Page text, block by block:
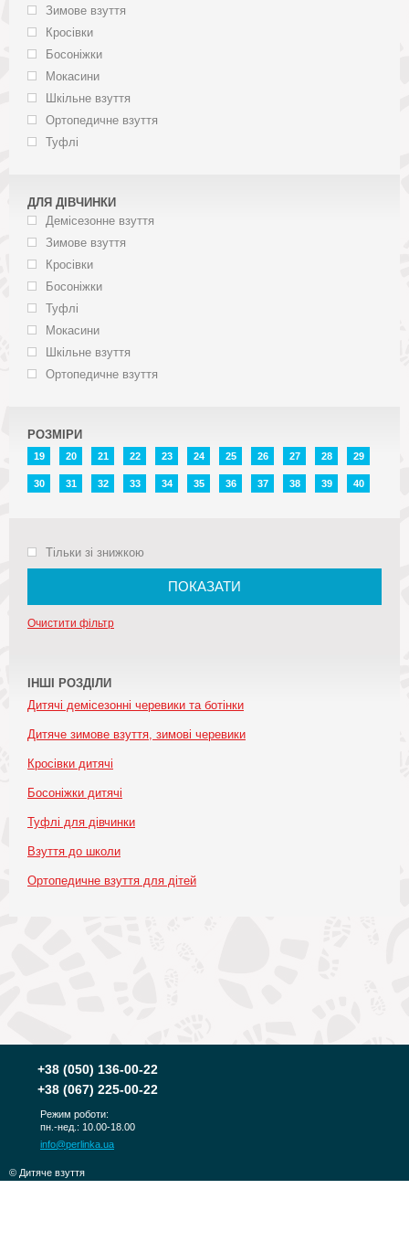
Зимове взуття
Кросівки
Босоніжки
Мокасини
Шкільне взуття
Ортопедичне взуття
Туфлі
ДЛЯ ДІВЧИНКИ
Демісезонне взуття
Зимове взуття
Кросівки
Босоніжки
Туфлі
Мокасини
Шкільне взуття
Ортопедичне взуття
РОЗМІРИ
19 20 21 22 23 24 25 26 27 28 29
30 31 32 33 34 35 36 37 38 39 40
Тільки зі знижкою
ПОКАЗАТИ
Очистити фільтр
ІНШІ РОЗДІЛИ
Дитячі демісезонні черевики та ботінки
Дитяче зимове взуття, зимові черевики
Кросівки дитячі
Босоніжки дитячі
Туфлі для дівчинки
Взуття до школи
Ортопедичне взуття для дітей
+38 (050) 136-00-22
+38 (067) 225-00-22
Режим роботи:
пн.-нед.: 10.00-18.00
info@perlinka.ua
© Дитяче взуття